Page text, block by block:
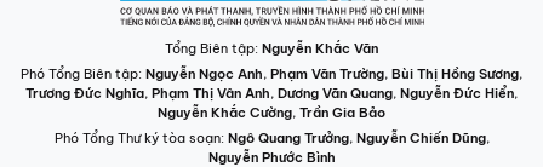
Tổng Biên tập: Nguyễn Khắc Văn
Phó Tổng Biên tập: Nguyễn Ngọc Anh, Phạm Văn Trường, Bùi Thị Hồng Sương,
Trương Đức Nghĩa, Phạm Thị Vân Anh, Dương Văn Quang, Nguyễn Đức Hiển,
Nguyễn Khắc Cường, Trần Gia Bảo
Phó Tổng Thư ký tòa soạn: Ngô Quang Trưởng, Nguyễn Chiến Dũng,
Nguyễn Phước Bình